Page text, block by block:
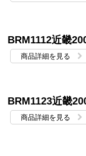
BRM1112近畿
商品詳細を見る
BRM1123近畿
商品詳細を見る